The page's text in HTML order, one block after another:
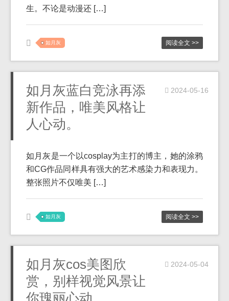
生。不论是动漫还 […]
如月灰 阅读全文 >>
如月灰蓝白竞泳再添
新作品，唯美风格让
人心动。
2024-05-16
如月灰是一个以cosplay为主打的博主，她的涂鸦
和CG作品同样具有强大的艺术感染力和表现力。
整张照片不仅唯美 […]
如月灰 阅读全文 >>
如月灰cos美图欣
赏，别样视觉风景让
你瑰丽心动
2024-05-04